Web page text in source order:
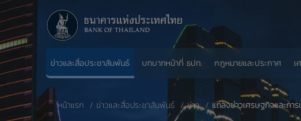
ข่าวและสื่อประชาสัมพันธ์ บทบาทหน้าที่ ธปท. กฎหมายและประกาศ เ
หน้าแรก ข่าวและสื่อประชาสัมพันธ์ ข่าว แถลงข่าวเศรษฐกิจและกา